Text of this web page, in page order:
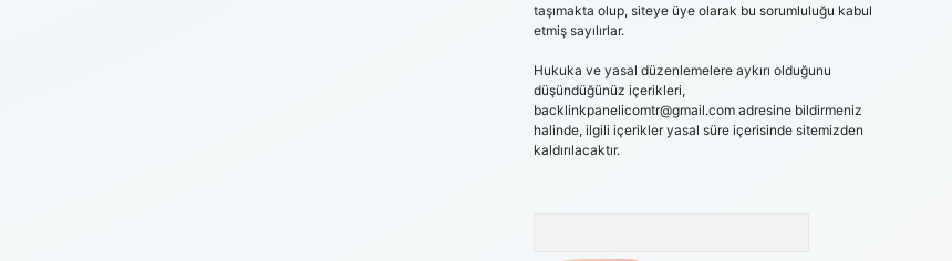
taşımakta olup, siteye üye olarak bu sorumluluğu kabul
etmiş sayılırlar.
Hukuka ve yasal düzenlemelere aykırı olduğunu
düşündüğünüz içerikleri,
backlinkpanelicomtr@gmail.comadresine bildirmeniz
halinde, ilgili içerikler yasal süre içerisinde sitemizden
kaldırılacaktır.